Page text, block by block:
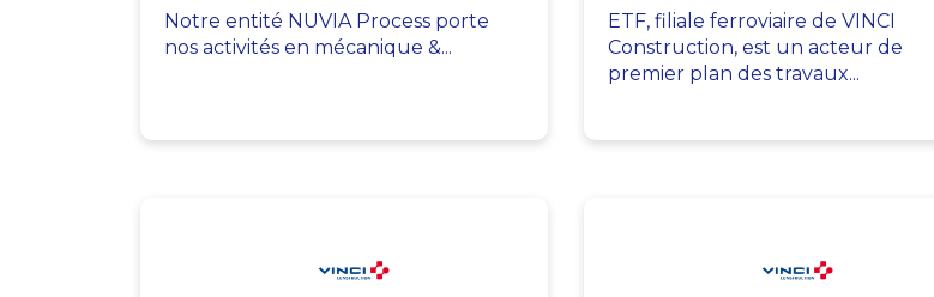
Notre entité NUVIA Process porte
nos activités en mécanique &...
ETF, filiale ferroviaire de VINCI
Construction, est un acteur de
premier plan des travaux...